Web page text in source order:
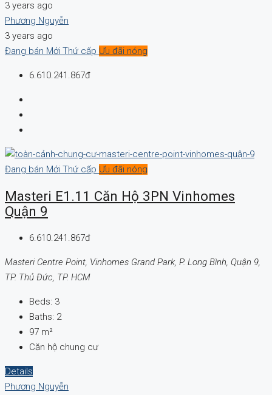
3 years ago
Phương Nguyễn
3 years ago
Đang bán Mới Thứ cấp Ưu đãi nóng
6.610.241.867đ
Đang bán Mới Thứ cấp Ưu đãi nóng
Masteri E1.11 Căn Hộ 3PN Vinhomes
Quận 9
6.610.241.867đ
Masteri Centre Point, Vinhomes Grand Park, P. Long Bình, Quận 9,
TP. Thủ Đức, TP. HCM
Beds: 3
Baths: 2
97 m²
Căn hộ chung cư
Details
Phương Nguyễn